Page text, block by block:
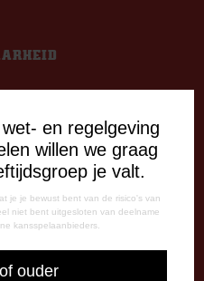
en regelgeving
willen we graag
je valt.
je je bewust bent van de risico's van
niet bent uitgesloten van deelname
kansspelaanbieders.
oudervanaf 13:00 - 20:00 uur